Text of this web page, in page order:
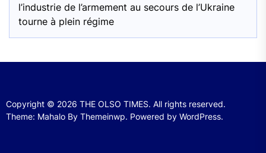
l’industrie de l’armement au secours de l’Ukraine
tourne à plein régime
Copyright © 2026 THE OLSO TIMES. All rights reserved.
Theme: Mahalo By Themeinwp. Powered by WordPress.